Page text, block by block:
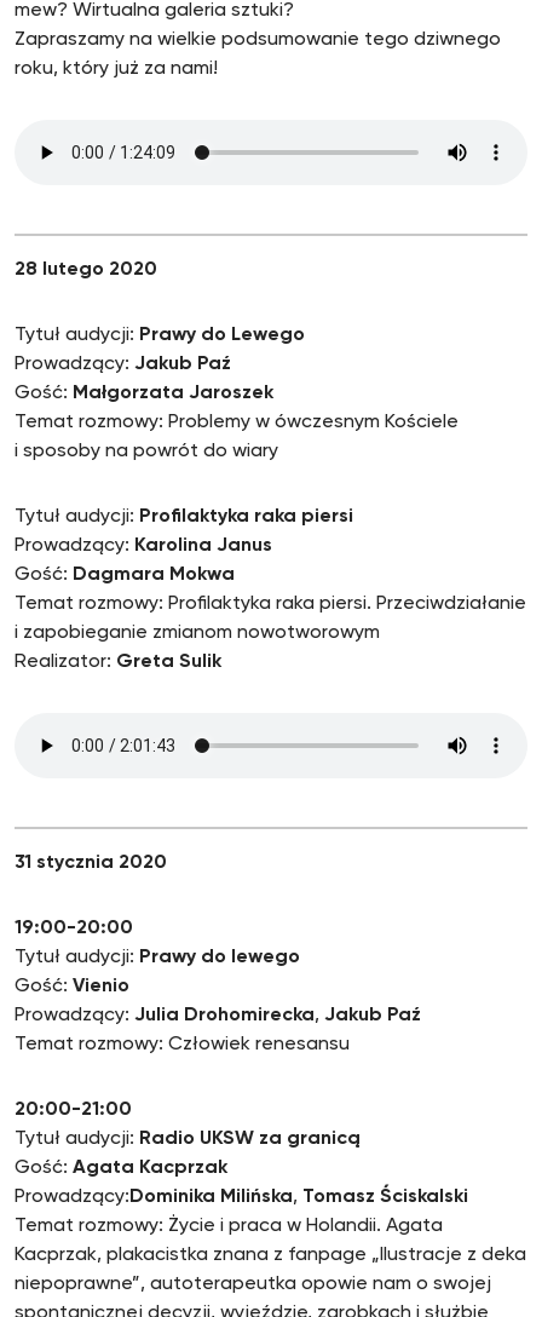
mew? Wirtualna galeria sztuki?
Zapraszamy na wielkie podsumowanie tego dziwnego
roku, który już za nami!
28 lutego 2020
Tytuł audycji: Prawy do Lewego
Prowadzący: Jakub Paź
Gość: Małgorzata Jaroszek
Temat rozmowy: Problemy w ówczesnym Kościele
i sposoby na powrót do wiary
Tytuł audycji: Profilaktyka raka piersi
Prowadzący: Karolina Janus
Gość: Dagmara Mokwa
Temat rozmowy: Profilaktyka raka piersi. Przeciwdziałanie
i zapobieganie zmianom nowotworowym
Realizator: Greta Sulik
31 stycznia 2020
19:00-20:00
Tytuł audycji: Prawy do lewego
Gość: Vienio
Prowadzący: Julia Drohomirecka, Jakub Paź
Temat rozmowy: Człowiek renesansu
20:00-21:00
Tytuł audycji: Radio UKSW za granicą
Gość: Agata Kacprzak
Prowadzący: Dominika Milińska, Tomasz Ściskalski
Temat rozmowy: Życie i praca w Holandii. Agata
Kacprzak, plakacistka znana z fanpage „Ilustracje z deka
niepoprawne”, autoterapeutka opowie nam o swojej